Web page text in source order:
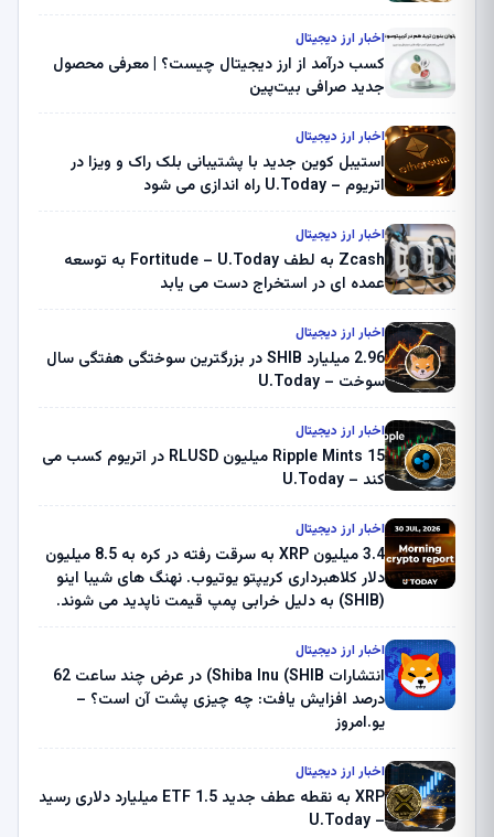
اخبار ارز دیجیتال
کسب درآمد از ارز دیجیتال چیست؟ | معرفی محصول
جدید صرافی بیت‌پین
اخبار ارز دیجیتال
استیبل کوین جدید با پشتیبانی بلک راک و ویزا در
اتریوم – U.Today راه اندازی می شود
اخبار ارز دیجیتال
Zcash به لطف Fortitude – U.Today به توسعه
عمده ای در استخراج دست می یابد
اخبار ارز دیجیتال
2.96 میلیارد SHIB در بزرگترین سوختگی هفتگی سال
سوخت – U.Today
اخبار ارز دیجیتال
Ripple Mints 15 میلیون RLUSD در اتریوم کسب می
کند – U.Today
اخبار ارز دیجیتال
3.4 میلیون XRP به سرقت رفته در کره به 8.5 میلیون
دلار کلاهبرداری کریپتو یوتیوب. نهنگ های شیبا اینو
(SHIB) به دلیل خرابی پمپ قیمت ناپدید می شوند.
ثبت کرد – گزارش کریپتو صبح – U.Today
اخبار ارز دیجیتال
انتشارات Shiba Inu (SHIB) در عرض چند ساعت 62
درصد افزایش یافت: چه چیزی پشت آن است؟ –
یو.امروز
اخبار ارز دیجیتال
XRP به نقطه عطف جدید ETF 1.5 میلیارد دلاری رسید
– U.Today